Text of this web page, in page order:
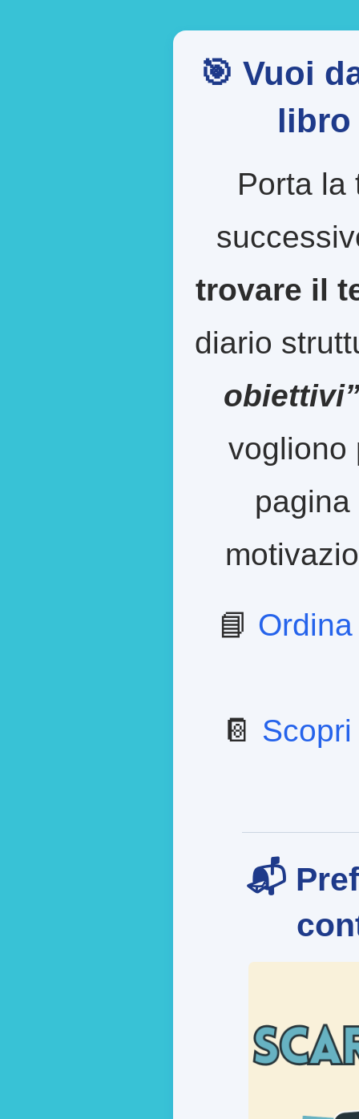
🎯 Vuoi
libro
Porta la
trovare il
diario
vogliono
📘
📔
📬